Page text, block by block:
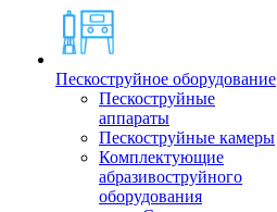
Пескоструйное оборудование
Пескоструйные
аппараты
Пескоструйные камеры
Комплектующие
абразивоструйного
оборудования